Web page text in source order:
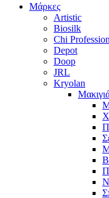
Μάρκες
Artistic
Biosilk
Chi
Depot
Doop
JRL
Kryolan